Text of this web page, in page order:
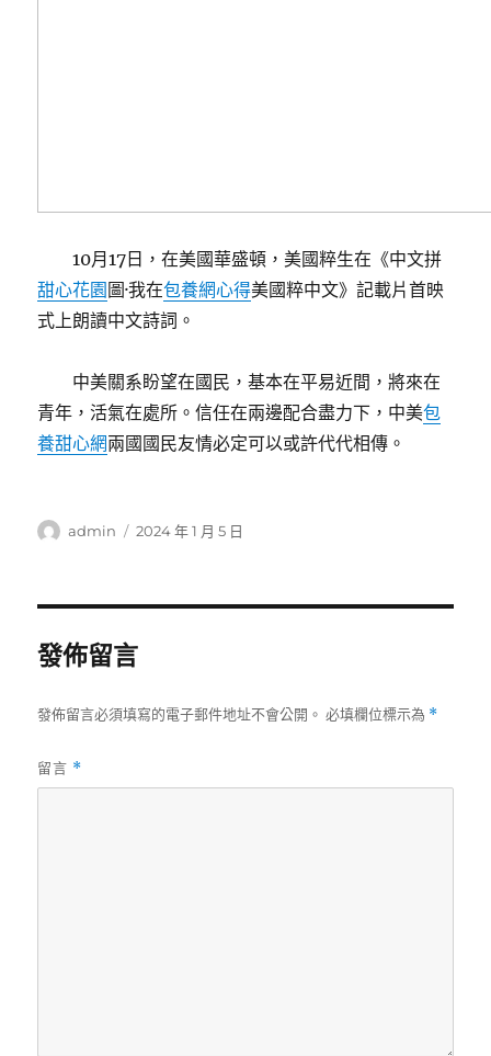
10月17日，在美國華盛頓，美國粹生在《中文拼
甜心花園圖·我在包養網心得美國粹中文》記載片首映
式上朗讀中文詩詞。
中美關系盼望在國民，基本在平易近間，將來在
青年，活氣在處所。信任在兩邊配合盡力下，中美包
養甜心網兩國國民友情必定可以或許代代相傳。
作
admin
發
2024 年 1 月 5 日
發佈留言
發佈留言必須填寫的電子郵件地址不會公開。 必填欄位標示為 *
留言 *